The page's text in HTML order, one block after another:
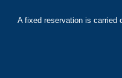
A fixed reservation is carried